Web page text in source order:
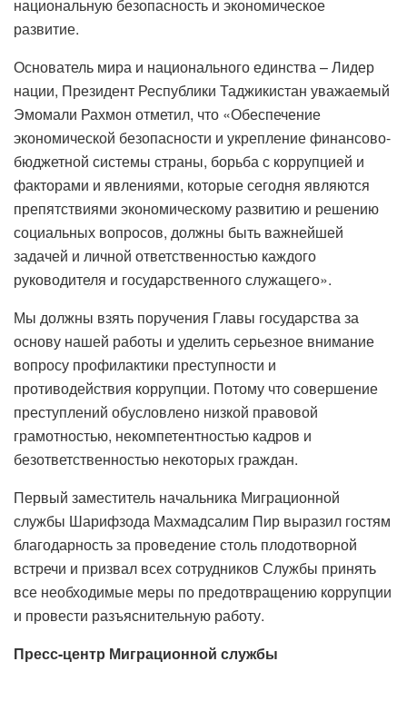
национальную безопасность и экономическое
развитие.
Основатель мира и национального единства – Лидер
нации, Президент Республики Таджикистан уважаемый
Эмомали Рахмон отметил, что «Обеспечение
экономической безопасности и укрепление финансово-
бюджетной системы страны, борьба с коррупцией и
факторами и явлениями, которые сегодня являются
препятствиями экономическому развитию и решению
социальных вопросов, должны быть важнейшей
задачей и личной ответственностью каждого
руководителя и государственного служащего».
Мы должны взять поручения Главы государства за
основу нашей работы и уделить серьезное внимание
вопросу профилактики преступности и
противодействия коррупции. Потому что совершение
преступлений обусловлено низкой правовой
грамотностью, некомпетентностью кадров и
безответственностью некоторых граждан.
Первый заместитель начальника Миграционной
службы Шарифзода Махмадсалим Пир выразил гостям
благодарность за проведение столь плодотворной
встречи и призвал всех сотрудников Службы принять
все необходимые меры по предотвращению коррупции
и провести разъяснительную работу.
Пресс-центр Миграционной службы